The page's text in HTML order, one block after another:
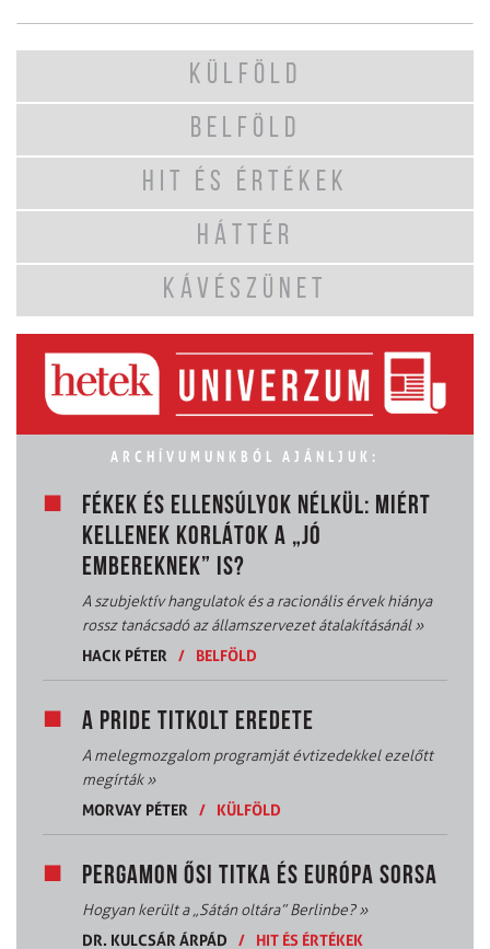
KÜLFÖLD
BELFÖLD
HIT ÉS ÉRTÉKEK
HÁTTÉR
KÁVÉSZÜNET
ARCHÍVUMUNKBÓL AJÁNLJUK:
FÉKEK ÉS ELLENSÚLYOK NÉLKÜL: MIÉRT
KELLENEK KORLÁTOK A „JÓ
EMBEREKNEK” IS?
A szubjektív hangulatok és a racionális érvek hiánya
rossz tanácsadó az államszervezet átalakításánál»
HACK PÉTER
/ BELFÖLD
A PRIDE TITKOLT EREDETE
A melegmozgalom programját évtizedekkel ezelőtt
megírták»
MORVAY PÉTER
/ KÜLFÖLD
PERGAMON ŐSI TITKA ÉS EURÓPA SORSA
Hogyan került a „Sátán oltára” Berlinbe?»
DR. KULCSÁR ÁRPÁD
/ HIT ÉS ÉRTÉKEK